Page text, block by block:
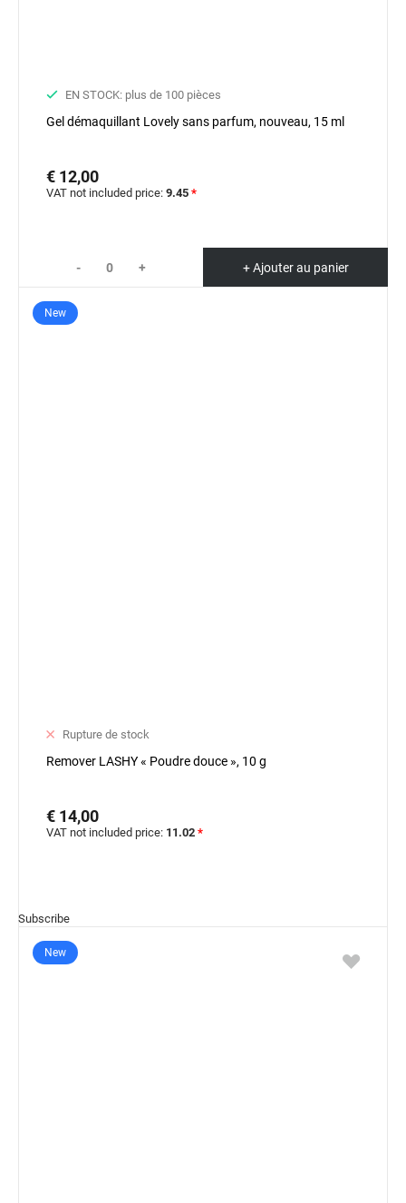
EN STOCK: plus de 100 pièces
Gel démaquillant Lovely sans parfum, nouveau, 15 ml
€ 12,00
VAT not included price: 9.45 *
- + + Ajouter au panier
New
Rupture de stock
Remover LASHY « Poudre douce », 10 g
€ 14,00
VAT not included price: 11.02 *
Subscribe
New